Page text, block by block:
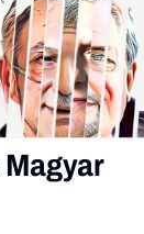
Magyar